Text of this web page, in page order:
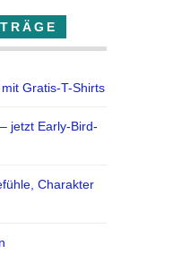
Gratis-T-Shirts
jetzt Early-Bird-
Charakter